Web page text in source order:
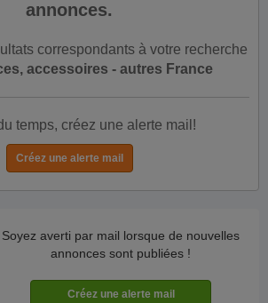
annonces.
correspondants à votre recherche
accessoires - autres France
temps, créez une alerte mail!
Soyez averti par mail lorsque de nouvelles
annonces sont publiées !